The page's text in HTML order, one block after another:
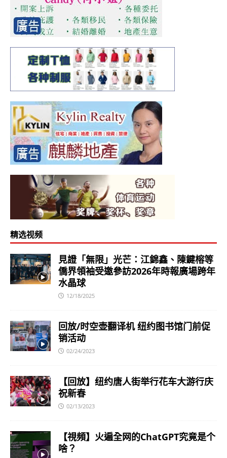
精选视频
見證「無限」光芒：江錦鑫、陳鍵榕等
僑界領袖受邀參訪2026年時報廣場跨年
水晶球
12/18/2025
回放/时空壶翻译机 纽约图书馆门前促
销活动
02/24/2023
【回放】纽约唐人街举行花车大游行庆
祝新春
02/13/2023
【視頻】火遍全网的ChatGPT究竟是个
啥？